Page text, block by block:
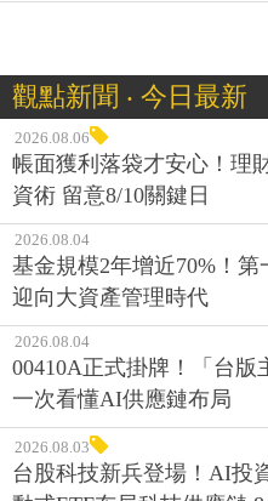
觀點新聞 ‧ 今日最新
2026.08.06
帳面獲利落袋才安心！理
資術 留意8/10關鍵日
2026.08.04
基金規模2年增近70%！
迎向大資產管理時代
2026.08.04
00410A正式掛牌！「台版
一次看懂AI供應鏈布局
2026.08.03
台股科技新兵登場！AI投